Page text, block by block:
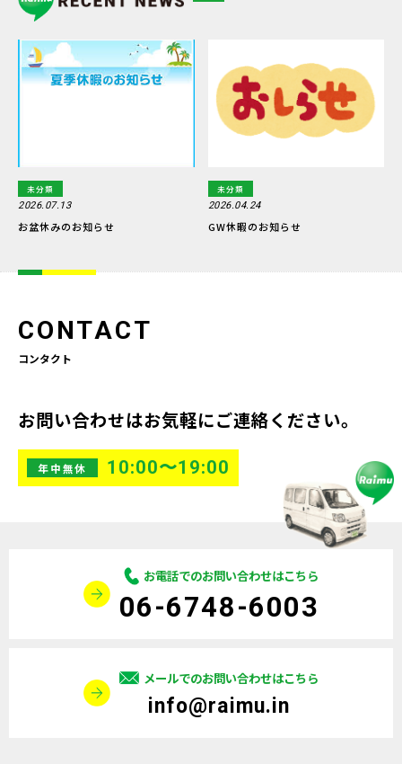
未分類
2026.07.13
お盆休みのお知らせ
未分類
2026.04.24
GW休暇のお知らせ
CONTACT
コンタクト
お問い合わせはお気軽にご連絡ください。
年中無休 10:00〜19:00
お電話でのお問い合わせはこちら
06-6748-6003
メールでのお問い合わせはこちら
info@raimu.in